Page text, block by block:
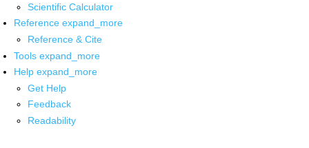
Scientific Calculator
Reference expand_more
Reference & Cite
Tools expand_more
Help expand_more
Get Help
Feedback
Readability